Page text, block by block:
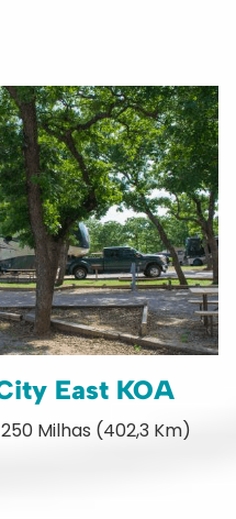
East KOA
250 Milhas (402,3 Km)